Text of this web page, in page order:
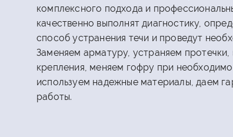
комплексного подхода и
качественно выполнят диагностику,
способ устранения течи и проведут
Заменяем арматуру, устраняем протечки,
крепления, меняем гофру при
используем надежные материалы, даем
работы.